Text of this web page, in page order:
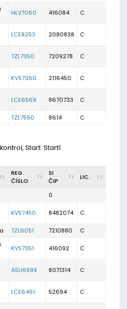
HLV7060 416084 C
LCE8253 2080838 C
TZL7350 7209278 C
KVS7360 2116450 C
LCE6569 8670733 C
TZL7550 8614 C
kontrol, Start: Start1
REG.
ČÍSLO
SI
ČIP
LIC.
0
KVS7450 8482074 C
TZL6051 7210880 C
KVS7351 416092 C
ASU6999 8071314 C
LCE6461 52694 C